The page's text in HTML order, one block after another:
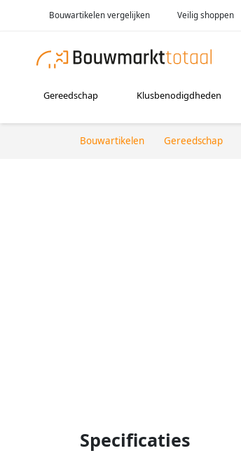
Bouwartikelen vergelijken Veilig shoppen
Gereedschap Klusbenodigdheden
Bouwartikelen Gereedschap
Specificaties